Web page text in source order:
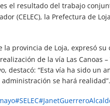
el resultado del trabajo
(CELEC), la Prefectura de
la provincia de Loja, expresó
de la vía Las Canoas
destacó: “Esta vía ha sido un
se hará realidad”.
#SELEC